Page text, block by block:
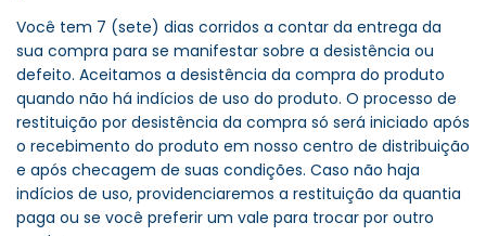
Você tem 7 (sete) dias corridos a contar da entrega da
sua compra para se manifestar sobre a desistência ou
defeito. Aceitamos a desistência da compra do produto
quando não há indícios de uso do produto. O processo de
restituição por desistência da compra só será iniciado após
o recebimento do produto em nosso centro de distribuição
e após checagem de suas condições. Caso não haja
indícios de uso, providenciaremos a restituição da quantia
paga ou se você preferir um vale para trocar por outro